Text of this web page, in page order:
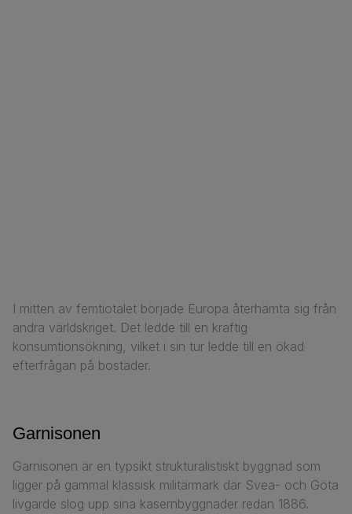
I mitten av femtiotalet började Europa återhämta sig från
andra världskriget. Det ledde till en kraftig
konsumtionsökning, vilket i sin tur ledde till en ökad
efterfrågan på bostäder.
Garnisonen
Garnisonen är en typsikt strukturalistiskt byggnad som
ligger på gammal klassisk militärmark där Svea- och Göta
livgarde slog upp sina kasernbyggnader redan 1886.